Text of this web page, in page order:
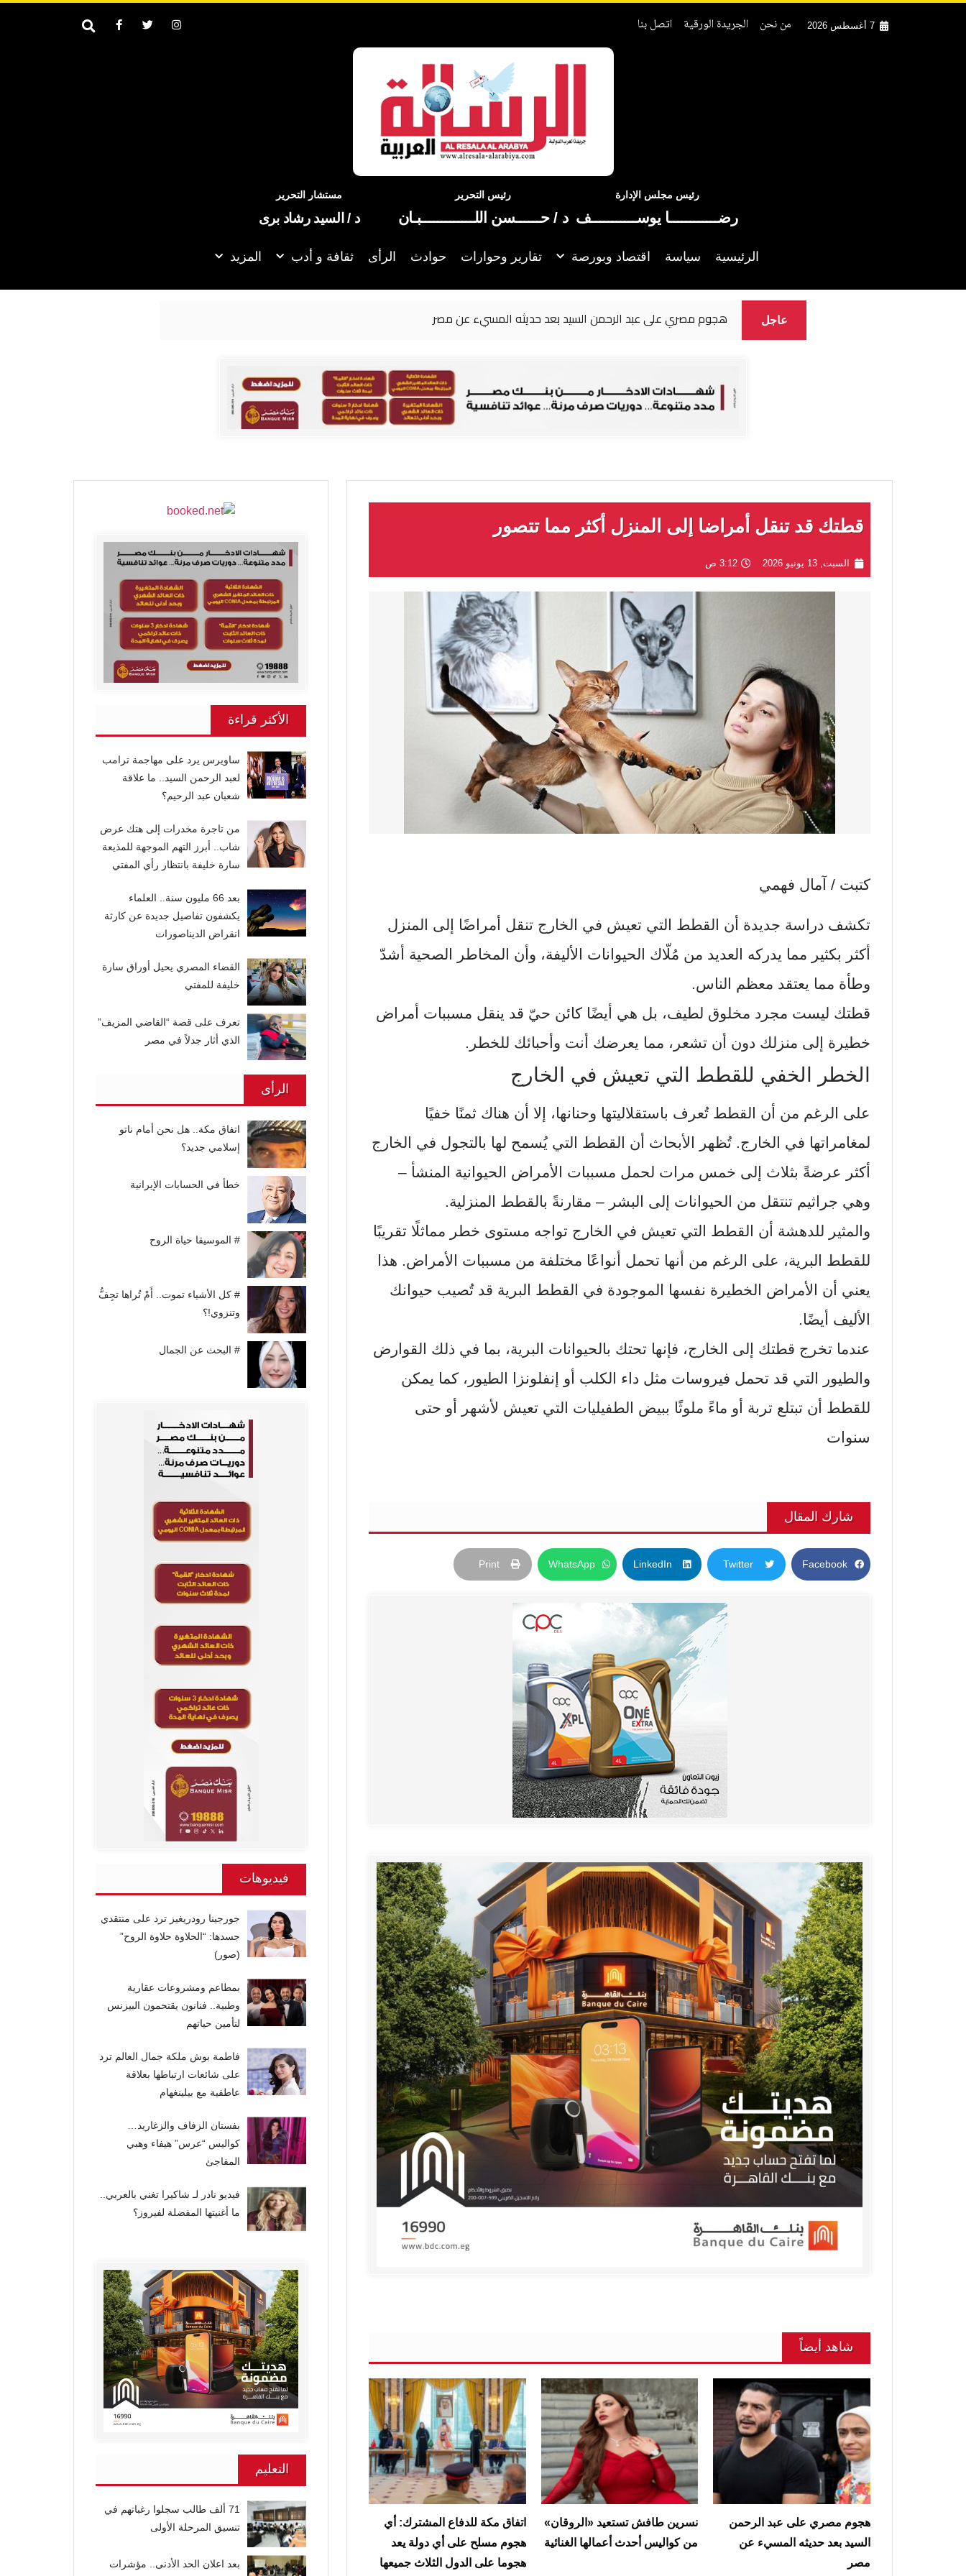
7 أغسطس 2026 من نحن الجريدة الورقية اتصل بنا
رئيس مجلس الإدارة
رضــــــــــــا يوســـــــــــف
رئيس التحرير
د / حــــــسن اللـــــــــــــبـان
مستشار التحرير
د / السيد رشاد برى
الرئيسية سياسة اقتصاد وبورصة تقارير وحوارات حوادث الرأى ثقافة و أدب المزيد
عاجل نسرين طافش تستعيد «الروقان» من كواليس أحدث أعمالها الغنائية
قطتك قد تنقل أمراضا إلى المنزل أكثر مما تتصور
السبت, 13 يونيو 2026 3:12 ص
كتبت / آمال فهمي
تكشف دراسة جديدة أن القطط التي تعيش في الخارج تنقل أمراضًا إلى المنزل
أكثر بكثير مما يدركه العديد من مُلّاك الحيوانات الأليفة، وأن المخاطر الصحية أشدّ
وطأة مما يعتقد معظم الناس.
قطتك ليست مجرد مخلوق لطيف، بل هي أيضًا كائن حيّ قد ينقل مسببات أمراض
خطيرة إلى منزلك دون أن تشعر، مما يعرضك أنت وأحبائك للخطر.
الخطر الخفي للقطط التي تعيش في الخارج
على الرغم من أن القطط تُعرف باستقلاليتها وحنانها، إلا أن هناك ثمنًا خفيًا
لمغامراتها في الخارج. تُظهر الأبحاث أن القطط التي يُسمح لها بالتجول في الخارج
أكثر عرضةً بثلاث إلى خمس مرات لحمل مسببات الأمراض الحيوانية المنشأ –
وهي جراثيم تنتقل من الحيوانات إلى البشر – مقارنةً بالقطط المنزلية.
والمثير للدهشة أن القطط التي تعيش في الخارج تواجه مستوى خطر مماثلًا تقريبًا
للقطط البرية، على الرغم من أنها تحمل أنواعًا مختلفة من مسببات الأمراض. هذا
يعني أن الأمراض الخطيرة نفسها الموجودة في القطط البرية قد تُصيب حيوانك
الأليف أيضًا.
عندما تخرج قطتك إلى الخارج، فإنها تحتك بالحيوانات البرية، بما في ذلك القوارض
والطيور التي قد تحمل فيروسات مثل داء الكلب أو إنفلونزا الطيور، كما يمكن
للقطط أن تبتلع تربة أو ماءً ملوثًا ببيض الطفيليات التي تعيش لأشهر أو حتى
سنوات
شارك المقال
Facebook
Twitter
LinkedIn
WhatsApp
Print
شاهد أيضاً
هجوم مصري على عبد الرحمن
السيد بعد حديثه المسيء عن
مصر
نسرين طافش تستعيد «الروقان»
من كواليس أحدث أعمالها الغنائية
‏اتفاق مكة للدفاع المشترك: أي
هجوم مسلح على أي دولة يعد
هجوما على الدول الثلاث جميعها
الأكثر قراءة
ساويرس يرد على مهاجمة ترامب
لعبد الرحمن السيد.. ما علاقة
شعبان عبد الرحيم؟
من تاجرة مخدرات إلى هتك عرض
شاب.. أبرز التهم الموجهة للمذيعة
سارة خليفة بانتظار رأي المفتي
بعد 66 مليون سنة.. العلماء
يكشفون تفاصيل جديدة عن كارثة
انقراض الديناصورات
القضاء المصري يحيل أوراق سارة
خليفة للمفتي
تعرف على قصة “القاضي المزيف”
الذي أثار جدلاً في مصر
الرأى
اتفاق مكة.. هل نحن أمام ناتو
إسلامي جديد؟
خطأ في الحسابات الإيرانية
# الموسيقا حياة الروح
# كل الأشياء تموت.. أَمْ تُراها تجِفُّ
وتنزوي!؟
# البحث عن الجمال
فيديوهات
جورجينا رودريغيز ترد على منتقدي
جسدها: “الحلاوة حلاوة الروح”
(صور)
بمطاعم ومشروعات عقارية
وطبية.. فنانون يقتحمون البيزنس
لتأمين حياتهم
فاطمة بوش ملكة جمال العالم ترد
على شائعات ارتباطها بعلاقة
عاطفية مع بيلينغهام
بفستان الزفاف والزغاريد…
كواليس “عرس” هيفاء وهبي
المفاجئ
فيديو نادر لـ شاكيرا تغني بالعربي..
ما أغنيتها المفضلة لفيروز؟
التعليم
71 ألف طالب سجلوا رغباتهم في
تنسيق المرحلة الأولى
بعد اعلان الحد الأدنى.. مؤشرات